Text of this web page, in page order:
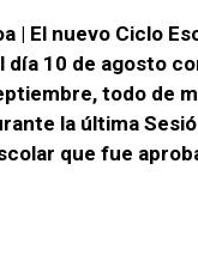
e
gr
a
m
ail m
p
ar
tir
| El nuevo Ciclo
día 10 de agosto
todo de
la última
que fue